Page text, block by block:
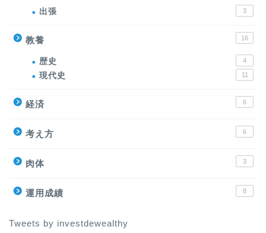
出張 3
教養 16
歴史 4
現代史 11
経済 6
考え方 6
肉体 3
運用成績 8
Tweets by investdewealthy